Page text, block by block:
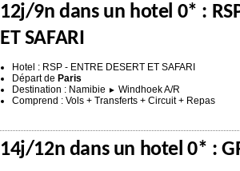
12j/9n dans un hotel 0* : RSP
ET SAFARI
Hotel : RSP - ENTRE DESERT ET SAFARI
Départ de Paris
Destination : Namibie ► Windhoek A/R
Comprend : Vols + Transferts + Circuit + Repas
14j/12n dans un hotel 0* :